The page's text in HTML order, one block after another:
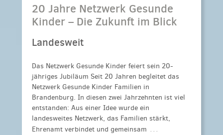
20 Jahre Netzwerk Gesunde
Kinder – Die Zukunft im Blick
Landesweit
Das Netzwerk Gesunde Kinder feiert sein 20-
jähriges Jubiläum Seit 20 Jahren begleitet das
Netzwerk Gesunde Kinder Familien in
Brandenburg. In diesen zwei Jahrzehnten ist viel
entstanden: Aus einer Idee wurde ein
landesweites Netzwerk, das Familien stärkt,
Ehrenamt verbindet und gemeinsam …